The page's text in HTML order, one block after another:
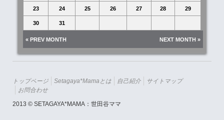
23 24 25 26 27 28 29
30 31
« PREV MONTH NEXT MONTH »
トップページ Setagaya*mamaとは 自己紹介
サイトマップ
お問合わせ
2013 © SETAGAYA*MAMA：世田谷ママ